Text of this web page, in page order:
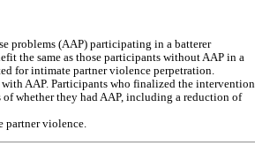
problems (AAP) participating in a batterer
the same as those participants without AAP in a
for intimate partner violence perpetration.
AAP. Participants who finalized the intervention
whether they had AAP, including a reduction of
partner violence.